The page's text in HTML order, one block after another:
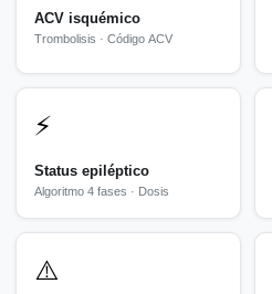
ACV isquémico
Trombolisis · Código ACV
⚡
Status epiléptico
Algoritmo 4 fases · Dosis
⚠️